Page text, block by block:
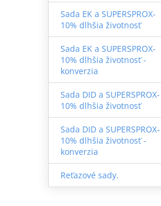
Sada EK a SUPERSPROX-
10% dlhšia životnosť
Sada EK a SUPERSPROX-
10% dlhšia životnosť -
konverzia
Sada DID a SUPERSPROX-
10% dlhšia životnosť
Sada DID a SUPERSPROX-
10% dlhšia životnosť -
konverzia
Reťazové sady.